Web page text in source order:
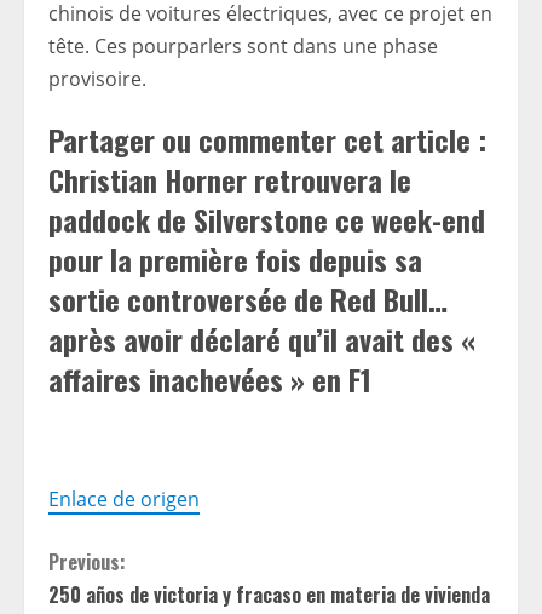
chinois de voitures électriques, avec ce projet en
tête. Ces pourparlers sont dans une phase
provisoire.
Partager ou commenter cet article :
Christian Horner retrouvera le
paddock de Silverstone ce week-end
pour la première fois depuis sa
sortie controversée de Red Bull…
après avoir déclaré qu’il avait des «
affaires inachevées » en F1
Enlace de origen
C
Previous:
250 años de victoria y fracaso en materia de vivienda